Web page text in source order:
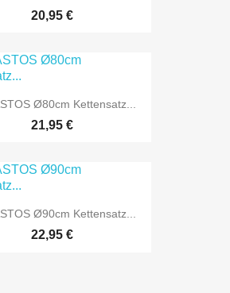
20,95 €
Ø80cm Kettensatz...
21,95 €
Ø90cm Kettensatz...
22,95 €